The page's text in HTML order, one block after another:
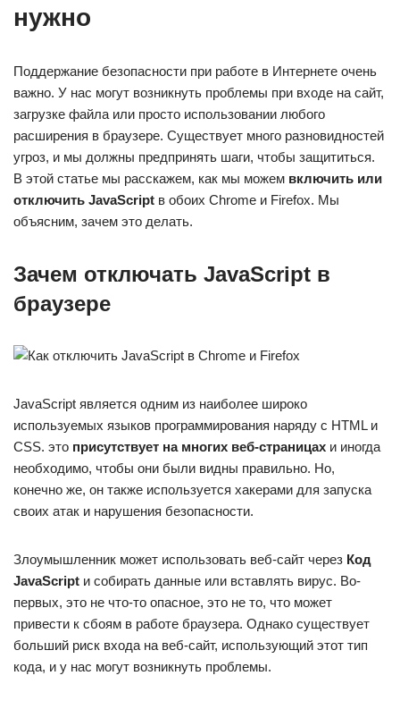
нужно
Поддержание безопасности при работе в Интернете очень
важно. У нас могут возникнуть проблемы при входе на сайт,
загрузке файла или просто использовании любого
расширения в браузере. Существует много разновидностей
угроз, и мы должны предпринять шаги, чтобы защититься.
В этой статье мы расскажем, как мы можем включить или
отключить JavaScript в обоих Chrome и Firefox. Мы
объясним, зачем это делать.
Зачем отключать JavaScript в
браузере
JavaScript является одним из наиболее широко
используемых языков программирования наряду с HTML и
CSS. это присутствует на многих веб-страницах и иногда
необходимо, чтобы они были видны правильно. Но,
конечно же, он также используется хакерами для запуска
своих атак и нарушения безопасности.
Злоумышленник может использовать веб-сайт через Код
JavaScript и собирать данные или вставлять вирус. Во-
первых, это не что-то опасное, это не то, что может
привести к сбоям в работе браузера. Однако существует
больший риск входа на веб-сайт, использующий этот тип
кода, и у нас могут возникнуть проблемы.